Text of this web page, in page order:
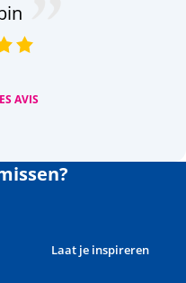
AVIS
Laat je inspireren